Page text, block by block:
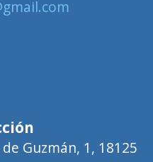
Guzmán, 1, 18125